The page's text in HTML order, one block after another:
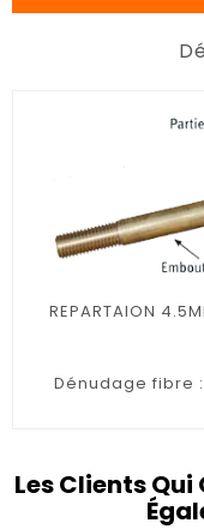
REPARTAION
Dénudage fibre
Les Clients